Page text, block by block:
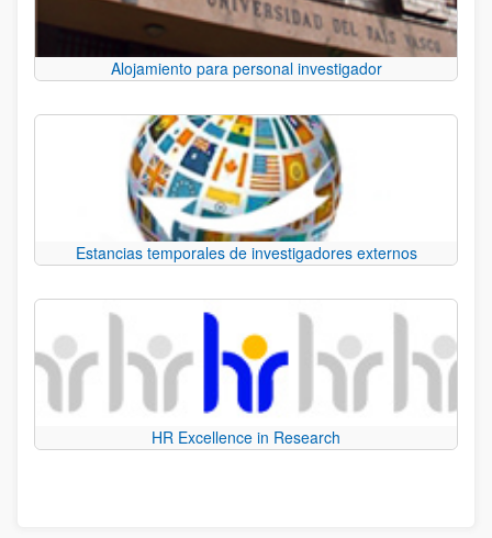
Alojamiento para personal investigador
Estancias temporales de investigadores externos
HR Excellence in Research